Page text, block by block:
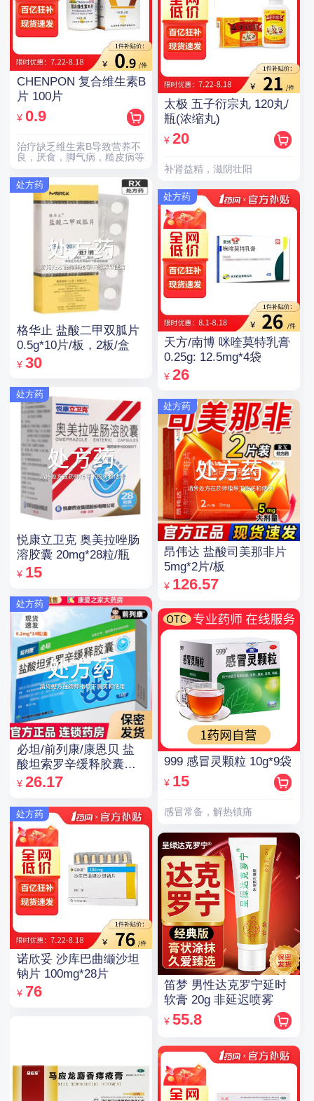
CHENPON 复合维生素B
片 100片
¥ 0.9
治疗缺乏维生素B导致营养不
良，厌食，脚气病，糙皮病等
处方药
格华止 盐酸二甲双胍片
0.5g*10片/板，2板/盒
¥ 30
处方药
悦康立卫克 奥美拉唑肠
溶胶囊 20mg*28粒/瓶
¥ 15
处方药
必坦/前列康/康恩贝 盐
酸坦索罗辛缓释胶囊
0.2mg*14粒/盒
¥ 26.17
处方药
诺欣妥 沙库巴曲缬沙坦
钠片 100mg*28片
¥ 76
太极 五子衍宗丸 120丸/
瓶(浓缩丸)
¥ 20
补肾益精，滋阴壮阳
处方药
天方/南博 咪喹莫特乳膏
0.25g: 12.5mg*4袋
¥ 26
处方药
昂伟达 盐酸司美那非片
5mg*2片/板
¥ 126.57
999 感冒灵颗粒 10g*9袋
¥ 15
感冒常备，解热镇痛
笛梦 男性达克罗宁延时
软膏 20g 非延迟喷雾
¥ 55.8